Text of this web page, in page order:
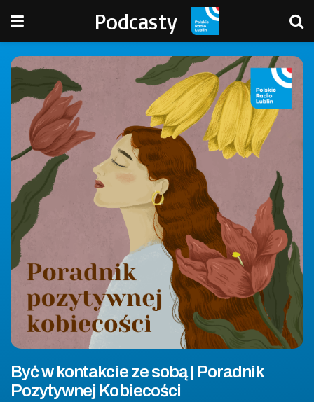
Podcasty
Być w kontakcie ze sobą | Poradnik
Pozytywnej Kobiecości